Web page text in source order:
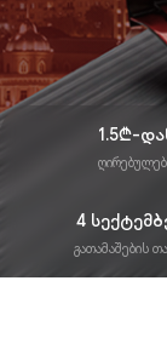
1.5₾-
4
გათამაშების